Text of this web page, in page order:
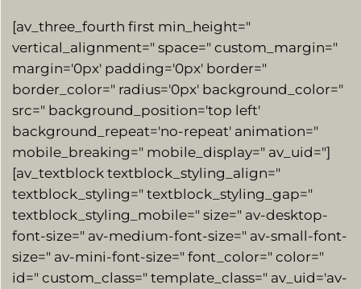
[av_three_fourth first min_height="
vertical_alignment=" space=" custom_margin="
margin='0px' padding='0px' border="
border_color=" radius='0px' background_color="
src=" background_position='top left'
background_repeat='no-repeat' animation="
mobile_breaking=" mobile_display=" av_uid="]
[av_textblock textblock_styling_align="
textblock_styling=" textblock_styling_gap="
textblock_styling_mobile=" size=" av-desktop-
font-size=" av-medium-font-size=" av-small-font-
size=" av-mini-font-size=" font_color=" color="
id=" custom_class=" template_class=" av_uid='av-